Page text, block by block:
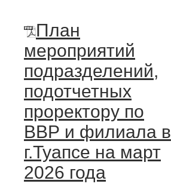
План
мероприятий
подразделений,
подотчетных
проректору по
ВВР и филиала в
г.Туапсе на март
2026 года